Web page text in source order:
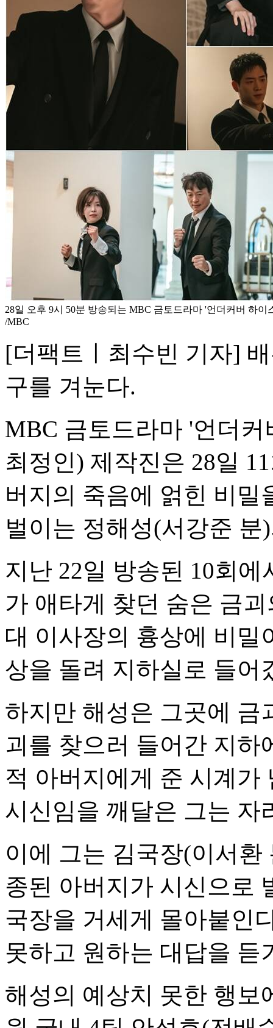
28일 오후 9시 50분 방송되는 MBC 금토드라마 '언더커버 하이
/MBC
[더팩트ㅣ최수빈 기자]
구를 겨눈다.
MBC 금토드라마 '언더
최정인) 제작진은 28일
버지의 죽음에 얽힌 비밀
벌이는 정해성(서강준 분
지난 22일 방송된 10회
가 애타게 찾던 숨은 금
대 이사장의 흉상에 비밀
상을 돌려 지하실로 들어
하지만 해성은 그곳에 금
괴를 찾으러 들어간 지하
적 아버지에게 준 시계가
시신임을 깨달은 그는 자
이에 그는 김국장(이서
종된 아버지가 시신으로
국장을 거세게 몰아붙인
못하고 원하는 대답을 듣
해성의 예상치 못한 행보